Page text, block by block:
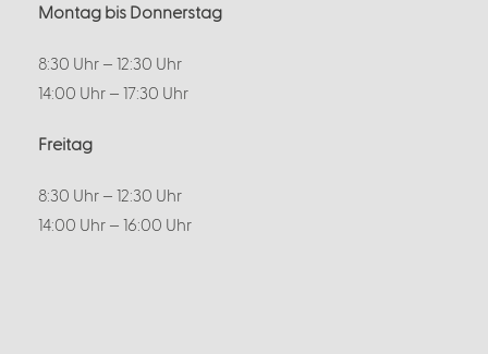
Montag bis Donnerstag
8:30 Uhr – 12:30 Uhr
14:00 Uhr – 17:30 Uhr
Freitag
8:30 Uhr – 12:30 Uhr
14:00 Uhr – 16:00 Uhr